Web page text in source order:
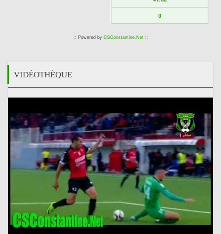
0
:: Powered by CSConstantine.Net::
VIDÉOTHÈQUE